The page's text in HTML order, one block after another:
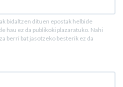
bidaltzen dituen epostak helbide
hau ez da publikoki plazaratuko. Nahi
berri bat jasotzeko besterik ez da